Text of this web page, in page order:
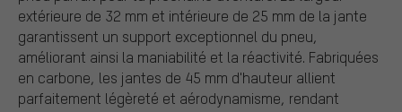
extérieure de 32 mm et intérieure de 25 mm de la jante
garantissent un support exceptionnel du pneu,
améliorant ainsi la maniabilité et la réactivité. Fabriquées
en carbone, les jantes de 45 mm d'hauteur allient
parfaitement légèreté et aérodynamisme, rendant